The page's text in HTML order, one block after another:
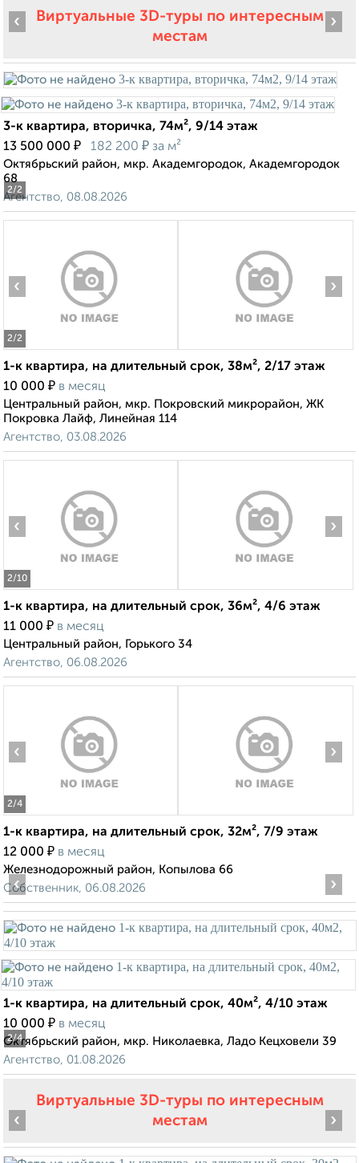
Виртуальные 3D-туры по интересным
местам
2/2
‹ ›
3-к квартира, вторичка, 74м², 9/14 этаж
13 500 000 ₽ 182 200 ₽ за м²
Октябрьский район, мкр. Академгородок, Академгородок
68
Агентство, 08.08.2026
2/2
‹ ›
1-к квартира, на длительный срок, 38м², 2/17 этаж
10 000 ₽ в месяц
Центральный район, мкр. Покровский микрорайон, ЖК
Покровка Лайф, Линейная 114
Агентство, 03.08.2026
2/10
‹ ›
1-к квартира, на длительный срок, 36м², 4/6 этаж
11 000 ₽ в месяц
Центральный район, Горького 34
Агентство, 06.08.2026
2/4
‹ ›
1-к квартира, на длительный срок, 32м², 7/9 этаж
12 000 ₽ в месяц
Железнодорожный район, Копылова 66
Собственник, 06.08.2026
2/4
‹ ›
1-к квартира, на длительный срок, 40м², 4/10 этаж
10 000 ₽ в месяц
Октябрьский район, мкр. Николаевка, Ладо Кецховели 39
Агентство, 01.08.2026
Виртуальные 3D-туры по интересным
местам
‹ ›